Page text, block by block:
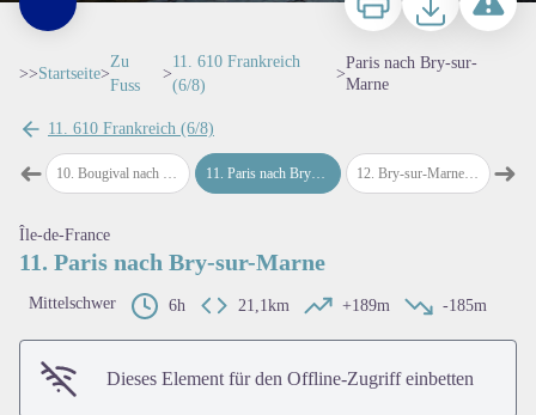
>>Startseite>
Zu
Fuss
>
11. 610 Frankreich
(6/8)
>
Paris nach Bry-sur-
Marne
11. 610 Frankreich (6/8)
➜map.drawer.prev
10. Bougival nach Paris 11.Paris nach Bry-sur-Marne 12. Bry-sur-Marne nach Lagny-sur-Marne 13
➜
Île-de-France
11. Paris nach Bry-sur-Marne
Mittelschwer 6h 21,1km +189m -185m
Dieses Element für den Offline-Zugriff einbetten